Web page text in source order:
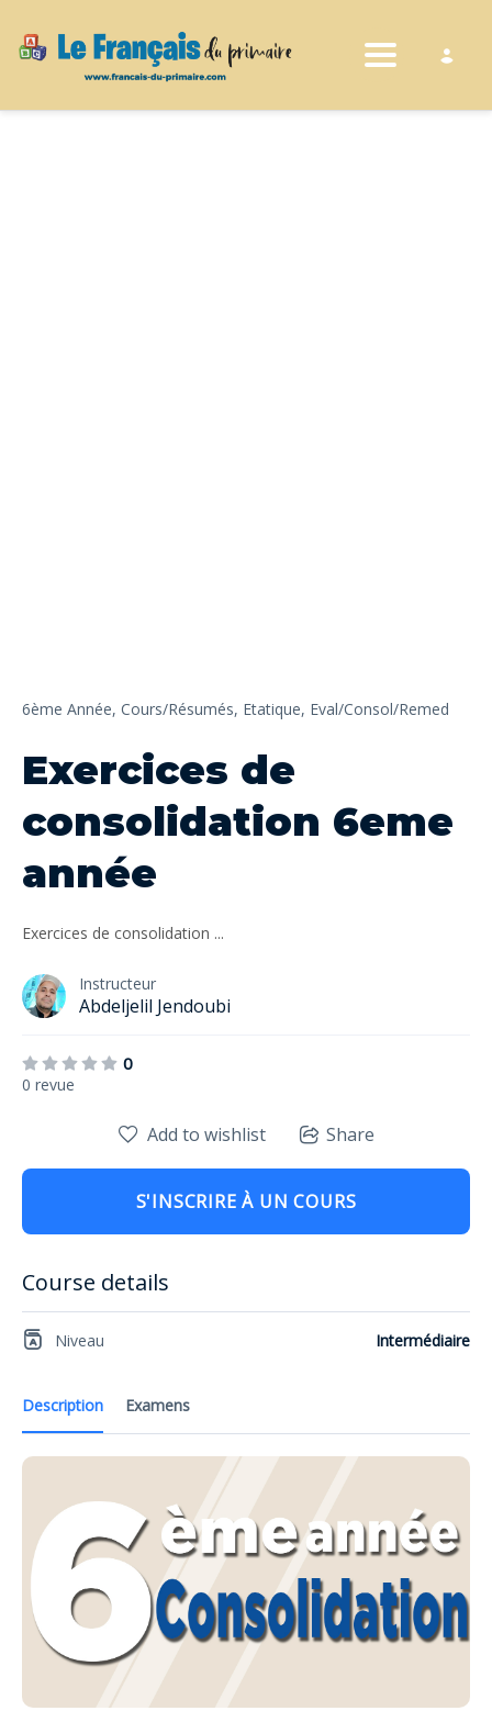
Toggle
6ème Année, Cours/Résumés, Etatique, Eval/Consol/Remed
Exercices de
consolidation 6eme
année
Exercices de consolidation ...
Instructeur
Abdeljelil Jendoubi
0
0 revue
Description Examens
Add to wishlist Share
S'INSCRIRE À UN COURS
Course details
Niveau Intermédiaire